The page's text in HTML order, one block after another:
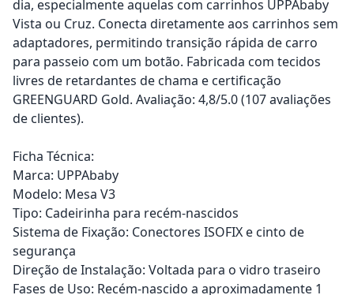
dia, especialmente aquelas com carrinhos UPPAbaby
Vista ou Cruz. Conecta diretamente aos carrinhos sem
adaptadores, permitindo transição rápida de carro
para passeio com um botão. Fabricada com tecidos
livres de retardantes de chama e certificação
GREENGUARD Gold. Avaliação: 4,8/5.0 (107 avaliações
de clientes).
Ficha Técnica:
Marca: UPPAbaby
Modelo: Mesa V3
Tipo: Cadeirinha para recém-nascidos
Sistema de Fixação: Conectores ISOFIX e cinto de
segurança
Direção de Instalação: Voltada para o vidro traseiro
Fases de Uso: Recém-nascido a aproximadamente 1